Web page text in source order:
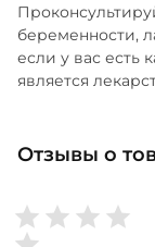
беременности,
если у вас есть
является
Отзывы о